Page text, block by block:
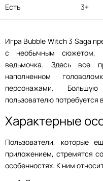
Есть 3+
Игра Bubble Witch 3 Saga
с необычным сюжетом,
ведьмочка. Здесь все
наполненном
персонажами.
пользователю потребуется
Характерные
Пользователи, которые
приложением, стремятся
особенностях. К ним